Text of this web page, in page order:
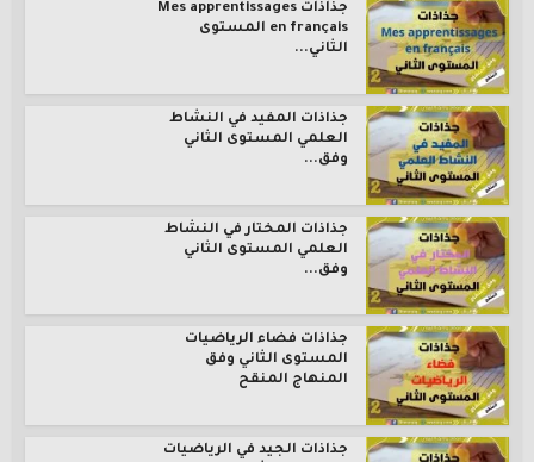
جذاذات Mes apprentissages
en français المستوى
الثاني...
جذاذات المفيد في النشاط
العلمي المستوى الثاني
وفق...
جذاذات المختار في النشاط
العلمي المستوى الثاني
وفق...
جذاذات فضاء الرياضيات
المستوى الثاني وفق
المنهاج المنقح
جذاذات الجيد في الرياضيات